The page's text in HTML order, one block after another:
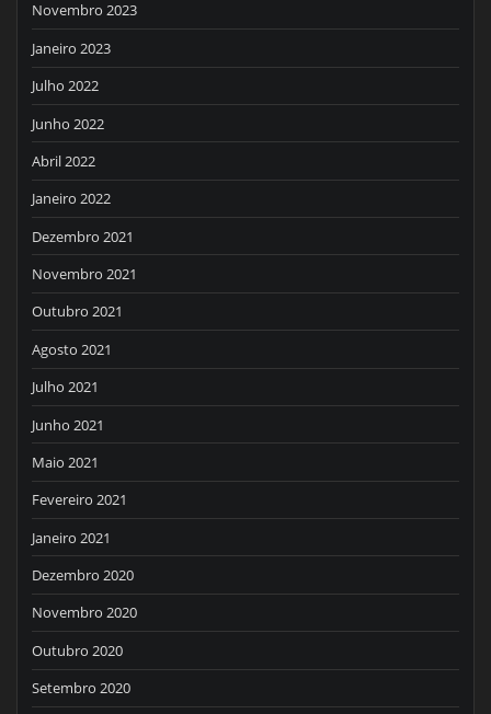
Novembro 2023
Janeiro 2023
Julho 2022
Junho 2022
Abril 2022
Janeiro 2022
Dezembro 2021
Novembro 2021
Outubro 2021
Agosto 2021
Julho 2021
Junho 2021
Maio 2021
Fevereiro 2021
Janeiro 2021
Dezembro 2020
Novembro 2020
Outubro 2020
Setembro 2020